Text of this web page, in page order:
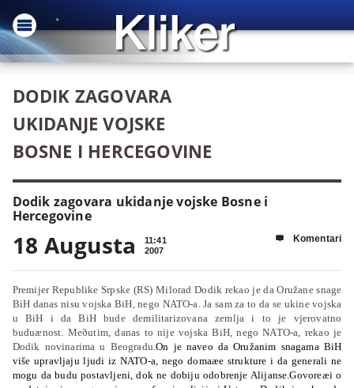
DODIK ZAGOVARA
UKIDANJE VOJSKE
BOSNE I HERCEGOVINE
Dodik zagovara ukidanje vojske Bosne i
Hercegovine
18 Augusta
11:41
2007
 Komentari
Premijer Republike Srpske (RS) Milorad Dodik rekao je da Oružane snage
BiH danas nisu vojska BiH, nego NATO-a. Ja sam za to da se ukine vojska
u BiH i da BiH bude demilitarizovana zemlja i to je vjerovatno
buduænost. Meðutim, danas to nije vojska BiH, nego NATO-a, rekao je
Dodik novinarima u Beogradu.On je naveo da Oružanim snagama BiH
više upravljaju ljudi iz NATO-a, nego domaæe strukture i da generali ne
mogu da budu postavljeni, dok ne dobiju odobrenje Alijanse.Govoreæi o